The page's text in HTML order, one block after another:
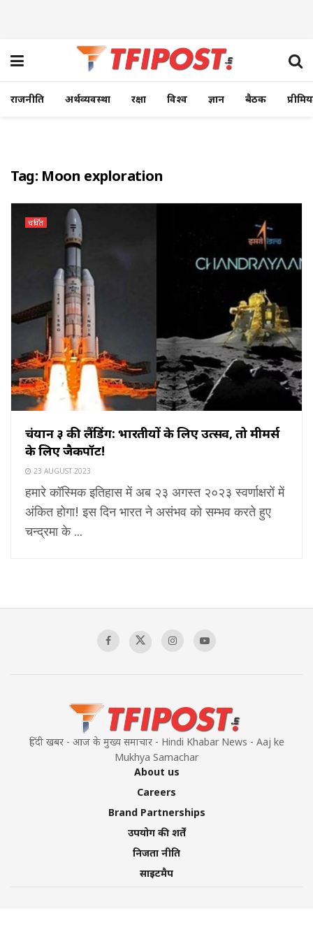
राजनीति अर्थव्यवस्था रक्षा विश्व ज्ञान बैठक
Tag: Moon exploration
चर्चित
चंद्रयान ३ की लैंडिंग: भारतीयों के लिए उत्सव, तो मीमर्स
के लिए जैकपॉट!
23 AUGUST 2023
हमारे कॉस्मिक इतिहास में अब २३ अगस्त २०२३ स्वर्णाक्षरों में
अंकित होगा! इस दिन भारत ने असंभव को सम्भव करते हुए
चन्द्रमा के ...
हिंदी खबर - आज के मुख्य समाचार - Hindi Khabar News - Aaj ke
Mukhya Samachar
About us
Careers
Brand Partnerships
उपयोग की शर्तें
निजता नीति
साइटमैप